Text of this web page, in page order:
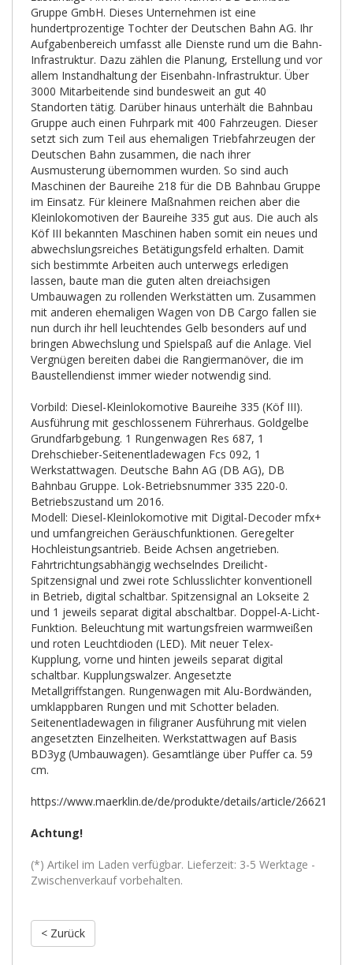
Gruppe GmbH. Dieses Unternehmen ist eine
hundertprozentige Tochter der Deutschen Bahn AG. Ihr
Aufgabenbereich umfasst alle Dienste rund um die Bahn-
Infrastruktur. Dazu zählen die Planung, Erstellung und vor
allem Instandhaltung der Eisenbahn-Infrastruktur. Über
3000 Mitarbeitende sind bundesweit an gut 40
Standorten tätig. Darüber hinaus unterhält die Bahnbau
Gruppe auch einen Fuhrpark mit 400 Fahrzeugen. Dieser
setzt sich zum Teil aus ehemaligen Triebfahrzeugen der
Deutschen Bahn zusammen, die nach ihrer
Ausmusterung übernommen wurden. So sind auch
Maschinen der Baureihe 218 für die DB Bahnbau Gruppe
im Einsatz. Für kleinere Maßnahmen reichen aber die
Kleinlokomotiven der Baureihe 335 gut aus. Die auch als
Köf III bekannten Maschinen haben somit ein neues und
abwechslungsreiches Betätigungsfeld erhalten. Damit
sich bestimmte Arbeiten auch unterwegs erledigen
lassen, baute man die guten alten dreiachsigen
Umbauwagen zu rollenden Werkstätten um. Zusammen
mit anderen ehemaligen Wagen von DB Cargo fallen sie
nun durch ihr hell leuchtendes Gelb besonders auf und
bringen Abwechslung und Spielspaß auf die Anlage. Viel
Vergnügen bereiten dabei die Rangiermanöver, die im
Baustellendienst immer wieder notwendig sind.
Vorbild: Diesel-Kleinlokomotive Baureihe 335 (Köf III).
Ausführung mit geschlossenem Führerhaus. Goldgelbe
Grundfarbgebung. 1 Rungenwagen Res 687, 1
Drehschieber-Seitenentladewagen Fcs 092, 1
Werkstattwagen. Deutsche Bahn AG (DB AG), DB
Bahnbau Gruppe. Lok-Betriebsnummer 335 220-0.
Betriebszustand um 2016.
Modell: Diesel-Kleinlokomotive mit Digital-Decoder mfx+
und umfangreichen Geräuschfunktionen. Geregelter
Hochleistungsantrieb. Beide Achsen angetrieben.
Fahrtrichtungsabhängig wechselndes Dreilicht-
Spitzensignal und zwei rote Schlusslichter konventionell
in Betrieb, digital schaltbar. Spitzensignal an Lokseite 2
und 1 jeweils separat digital abschaltbar. Doppel-A-Licht-
Funktion. Beleuchtung mit wartungsfreien warmweißen
und roten Leuchtdioden (LED). Mit neuer Telex-
Kupplung, vorne und hinten jeweils separat digital
schaltbar. Kupplungswalzer. Angesetzte
Metallgriffstangen. Rungenwagen mit Alu-Bordwänden,
umklappbaren Rungen und mit Schotter beladen.
Seitenentladewagen in filigraner Ausführung mit vielen
angesetzten Einzelheiten. Werkstattwagen auf Basis
BD3yg (Umbauwagen). Gesamtlänge über Puffer ca. 59
cm.
https://www.maerklin.de/de/produkte/details/article/26621
Achtung!
(*) Artikel im Laden verfügbar. Lieferzeit: 3-5 Werktage -
Zwischenverkauf vorbehalten.
< Zurück